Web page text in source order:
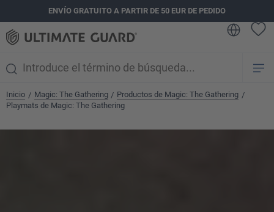
principalENVÍO GRATUITO A PARTIR DE 50 EUR DE PEDIDO
Inicio / Magic: The Gathering / Productos de Magic: The Gathering /
Playmats de Magic: The Gathering